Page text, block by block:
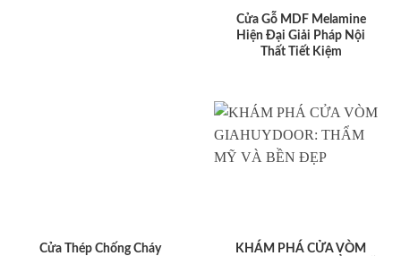
Cửa Gỗ MDF Melamine
Hiện Đại Giải Pháp Nội
Thất Tiết Kiệm
Cửa Thép Chống Cháy
KHÁM PHÁ CỬA VÒM